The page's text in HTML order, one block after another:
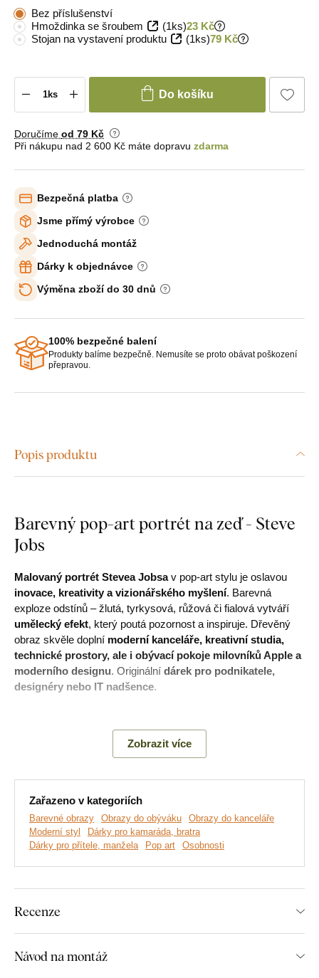
Bez příslušenství
Hmoždinka se šroubem
(1ks)23 Kč
Stojan na vystavení produktu
(1ks)79 Kč
Do košíku
Doručíme od 79 Kč
Při nákupu nad 2 600 Kč máte dopravu zdarma
Bezpečná platba
Jsme přímý výrobce
Jednoduchá montáž
Dárky k objednávce
Výměna zboží do 30 dnů
100% bezpečné balení
Produkty balíme bezpečně. Nemusíte se proto obávat poškození
přepravou.
Popis produktu
Barevný pop-art portrét na zeď - Steve
Jobs
Malovaný portrét Stevea Jobsav pop-art stylu je oslavou
inovace, kreativity a vizionářského myšlení. Barevná
exploze odstínů – žlutá, tyrkysová, růžová či fialová vytváří
umělecký efekt, který poutá pozornost a inspiruje. Dřevěný
obraz skvěle doplní moderní kanceláře, kreativní studia,
technické prostory, ale i obývací pokoje milovníků Apple a
moderního designu. Originální dárek pro podnikatele,
designéry nebo IT nadšence.
desce. Používáme přitom
Zobrazit více
Zařazeno v kategoriích
Barevné obrazy Obrazy do obýváku
Obrazy do kanceláře
Moderní styl
Dárky pro kamaráda, bratra
Dárky pro přítele, manžela
Pop art Osobnosti
Recenze
Návod na montáž